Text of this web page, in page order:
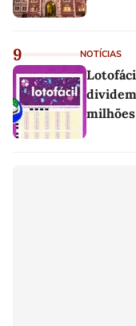
9 NOTÍCIAS